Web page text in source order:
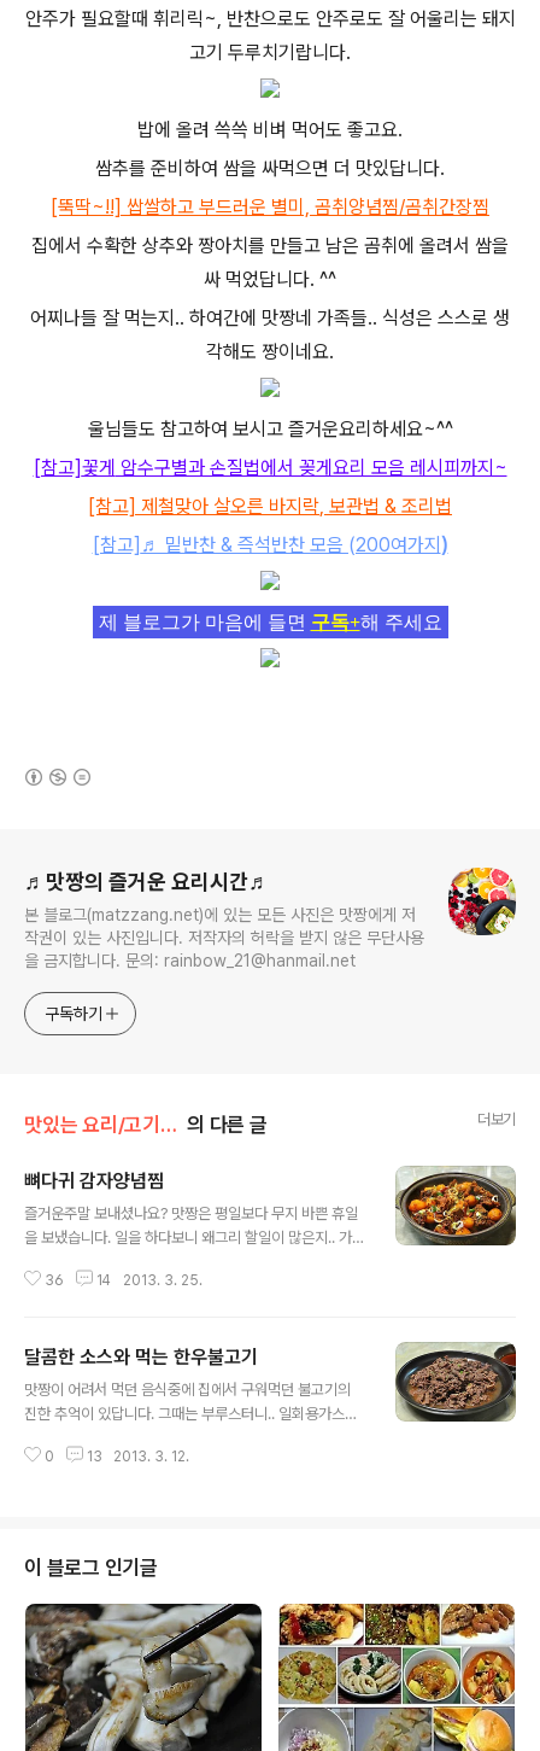
안주가 필요할때 휘리릭~, 반찬으로도 안주로도 잘 어울리는 돼지
고기 두루치기랍니다.
밥에 올려 쓱쓱 비벼 먹어도 좋고요.
쌈추를 준비하여 쌈을 싸먹으면 더 맛있답니다.
[뚝딱~!!] 쌉쌀하고 부드러운 별미, 곰취 양념찜/곰취 간장찜
집에서 수확한 상추와 짱아치를 만들고 남은 곰취에 올려서 쌈을
싸 먹었답니다. ^^
어찌나들 잘 먹는지.. 하여간에 맛짱네 가족들.. 식성은 스스로 생
각해도 짱이네요.
울님들도 참고하여 보시고 즐거운요리하세요~^^
[참고]꽃게 암수구별과 손질법에서 꽂게요리 모음 레시피까지~
[참고] 제철맞아 살오른 바지락, 보관법 & 조리법
[참고] ♬ 밑반찬 & 즉석반찬 모음 (200여가지 )
제 블로그가 마음에 들면 구독+해 주세요
♬맛짱의 즐거운 요리시간♬
본 블로그(matzzang.net)에 있는 모든 사진은 맛짱에게 저
작권이 있는 사진입니다. 저작자의 허락을 받지 않은 무단사용
을 금지합니다. 문의: rainbow_21@hanmail.net
구독하기
맛있는 요리/고기 요리 의 다른 글 더보기
뼈다귀 감자양념찜
즐거운주말 보내셨나요? 맛짱은 평일보다 무지 바쁜 휴일
을 보냈습니다. 일을 하다보니 왜그리 할일이 많은지.. 가자
정리하궁..기타등등... 대충 끝내고 나니 저녁시간... 오늘은
심히 일하구.. 어제 삶아놓은 뼈다귀로 맛난 뼈찜을 만들었
답니다. 양념이 더 맛있어서 뼈를 발라먹고 남은 양념까지
쪽쪽 빨아먹게 되는 뼈다귀 감자양념찜. 휴일에 가족들과
니다. ^^ [참고]♪ 삼겹살&돼지고기을 이용한 75가지 요리
36 14 2013. 3. 25.
달콤한 소스와 먹는 한우불고기
맛짱이 어려서 먹던 음식중에 집에서 구워먹던 불고기의
진한 추억이 있답니다. 그때는 부루스터니.. 일회용가스렌
처럼 조그마한 ..그니깐 숯불을 넣고 불고기판을 올린뒤에
어머니가 만들어 주셨던 달달한 소스. 요거이 생각나 만든
불고기 랍니다. 추억을 생각하며 맛짱의 옆지기 생일에 만
든 소불고기. 요것은 다른말이 필요없는 메뉴. 많은분들이
사랑하는 요리.. 자세한 포스팅 들어갑니다. [요리tip] ♪ 봄
의 나른함과 입맛 찾아주는 봄나물 [참고]♬ 도시락 365
일/1식3찬 매일도시락/..
0 13 2013. 3. 12.
이 블로그 인기글